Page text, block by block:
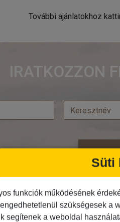
További ajánlatokhoz
IRATKOZZON
Közlekedés
Süti
funkciók működésének
szükségesek a
segítenek a weboldal